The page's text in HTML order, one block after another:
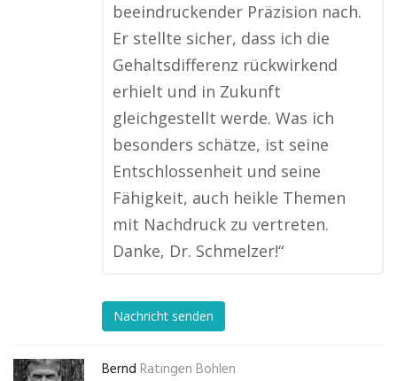
beeindruckender Präzision nach.
Er stellte sicher, dass ich die
Gehaltsdifferenz rückwirkend
erhielt und in Zukunft
gleichgestellt werde. Was ich
besonders schätze, ist seine
Entschlossenheit und seine
Fähigkeit, auch heikle Themen
mit Nachdruck zu vertreten.
Danke, Dr. Schmelzer!“
Nachricht senden
Bernd Ratingen Bohlen